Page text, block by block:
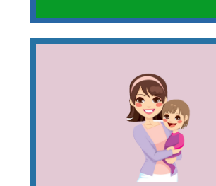
برنامج النساء
المرأة استغلالها
الإدارية وأثبتت
وكفاءتها في
البيت والأسرة
مجالات الحياة